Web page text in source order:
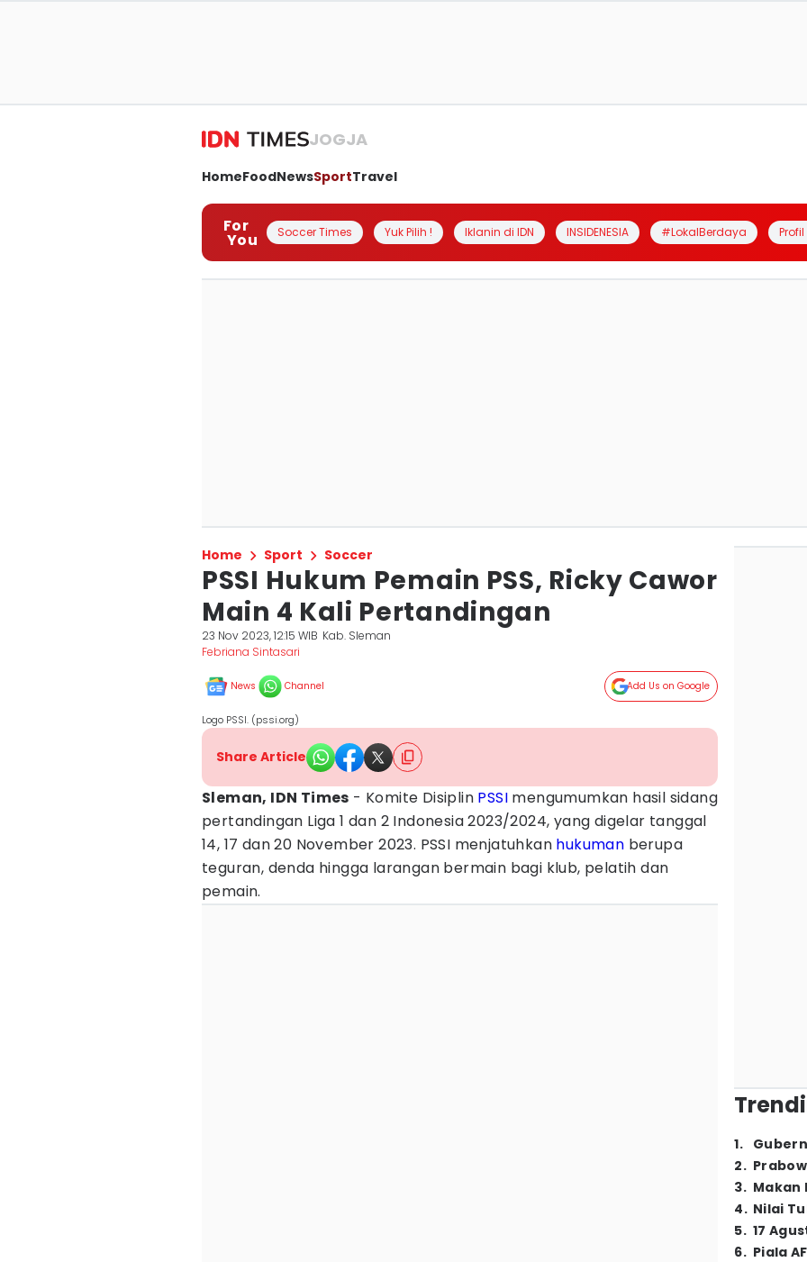
JOGJA
HomeFoodNewsSportTravel
For
You Soccer Times Yuk Pilih ! Iklanin di IDN INSIDENESIA #LokalBerdaya
Home Sport Soccer
PSSI Hukum Pemain PSS, Ricky Cawor
Main 4 Kali Pertandingan
23 Nov 2023, 12:15 WIB Kab. Sleman
Febriana Sintasari
News Channel Add Us on Google
Logo PSSI. (pssi.org)
Share Article
Sleman, IDN Times - Komite Disiplin PSSI mengumumkan hasil sidang
pertandingan Liga 1 dan 2 Indonesia 2023/2024, yang digelar tanggal
14, 17 dan 20 November 2023. PSSI menjatuhkan hukuman berupa
teguran, denda hingga larangan bermain bagi klub, pelatih dan
pemain.
1.
2.
3. Makan
4. Nilai
5. 17
6. Piala